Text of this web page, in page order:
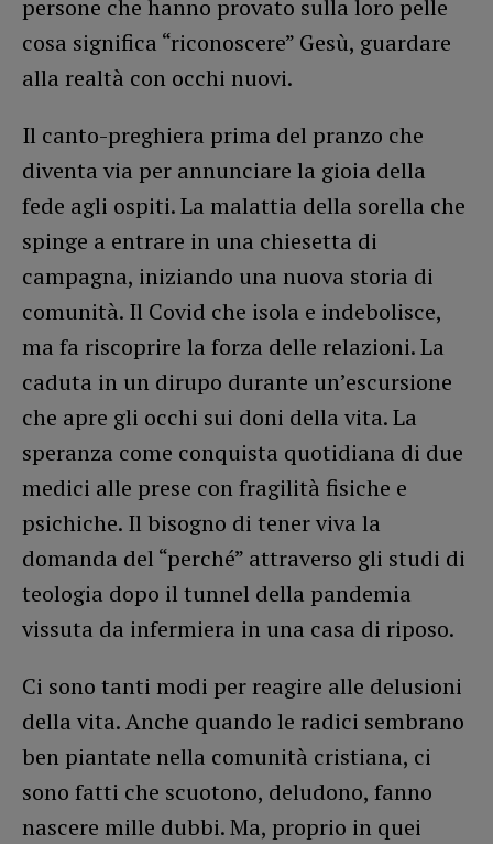
persone che hanno provato sulla loro pelle
cosa significa “riconoscere” Gesù, guardare
alla realtà con occhi nuovi.
Il canto-preghiera prima del pranzo che
diventa via per annunciare la gioia della
fede agli ospiti. La malattia della sorella che
spinge a entrare in una chiesetta di
campagna, iniziando una nuova storia di
comunità. Il Covid che isola e indebolisce,
ma fa riscoprire la forza delle relazioni. La
caduta in un dirupo durante un’escursione
che apre gli occhi sui doni della vita. La
speranza come conquista quotidiana di due
medici alle prese con fragilità fisiche e
psichiche. Il bisogno di tener viva la
domanda del “perché” attraverso gli studi di
teologia dopo il tunnel della pandemia
vissuta da infermiera in una casa di riposo.
Ci sono tanti modi per reagire alle delusioni
della vita. Anche quando le radici sembrano
ben piantate nella comunità cristiana, ci
sono fatti che scuotono, deludono, fanno
nascere mille dubbi. Ma, proprio in quei